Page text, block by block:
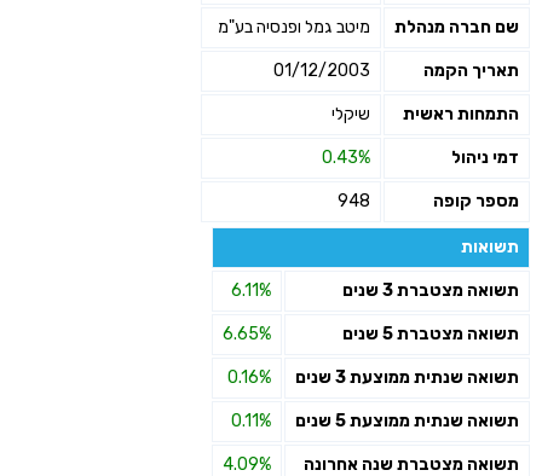
שם חברה מנהלת מיטב גמל ופנסיה בע"מ
תאריך הקמה 01/12/2003
התמחות ראשית שיקלי
דמי ניהול 0.43%
מספר קופה 948
תשואות
תשואה מצטברת 3 שנים 6.11%
תשואה מצטברת 5 שנים 6.65%
תשואה שנתית ממוצעת 3 שנים 0.16%
תשואה שנתית ממוצעת 5 שנים 0.11%
תשואה מצטברת שנה אחרונה 4.09%